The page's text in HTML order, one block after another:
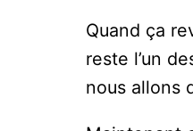
Quand ça
reste l’un
nous allons